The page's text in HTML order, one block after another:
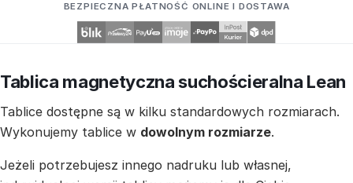
BEZPIECZNA PŁATNOŚĆ ONLINE I DOSTAWA
Tablica magnetyczna suchościeralna Lean
Tablice dostępne są w kilku standardowych rozmiarach.
Wykonujemy tablice w dowolnym rozmiarze.
Jeżeli potrzebujesz innego nadruku lub własnej,